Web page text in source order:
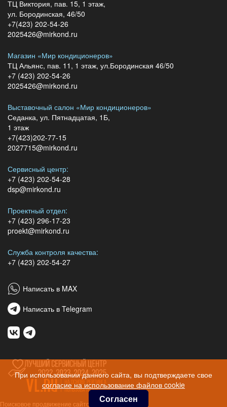
ТЦ Виктория, пав. 15, 1 этаж,
ул. Бородинская, 46/50
+7(423) 202-54-26
2025426@mirkond.ru
Магазин «Мир кондиционеров»
ТЦ Альянс, пав. 11, 1 этаж, ул.Бородинская 46/50
+7 (423) 202-54-26
2025426@mirkond.ru
Выставочный салон «Мир кондиционеров»
Седанка, ул. Пятнадцатая, 1Б,
1 этаж
+7(423)202-77-15
2027715@mirkond.ru
Сервисный центр:
+7 (423) 202-54-28
dsp@mirkond.ru
Проектный отдел:
+7 (423) 296-17-23
proekt@mirkond.ru
Служба контроля качества:
+7 (423) 202-54-27
Написать в MAX
Написать в Telegram
Поисковое продвижение сайтов
При использовании данного сайта, вы подтверждаете свое
согласие на использование файлов cookie
Согласен